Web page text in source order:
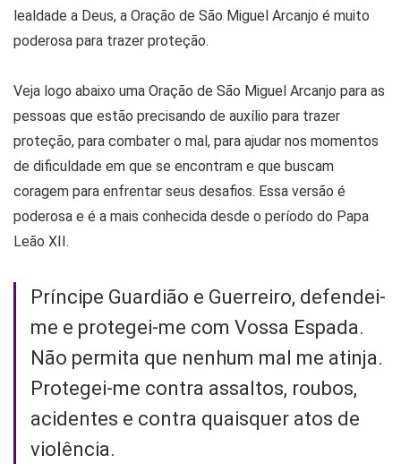
lealdade a Deus, a Oração de São Miguel Arcanjo é muito
poderosa para trazer proteção.
Veja logo abaixo uma Oração de São Miguel Arcanjo para as
pessoas que estão precisando de auxílio para trazer
proteção, para combater o mal, para ajudar nos momentos
de dificuldade em que se encontram e que buscam
coragem para enfrentar seus desafios. Essa versão é
poderosa e é a mais conhecida desde o período do Papa
Leão XII.
Príncipe Guardião e Guerreiro, defendei-
me e protegei-me com Vossa Espada.
Não permita que nenhum mal me atinja.
Protegei-me contra assaltos, roubos,
acidentes e contra quaisquer atos de
violência.